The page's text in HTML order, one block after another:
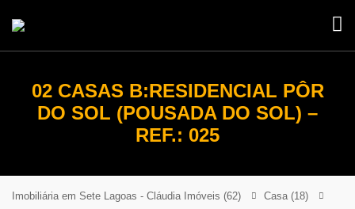
02 CASAS B:RESIDENCIAL PÔR
DO SOL (POUSADA DO SOL) –
REF.: 025
Imobiliária em Sete Lagoas - Cláudia Imóveis (62) Casa (18)